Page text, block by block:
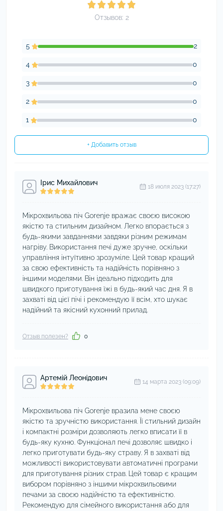
Отзывов: 2
5 2
4 0
3 0
2 0
1 0
+ Добавить отзыв
Ірис Михайлович 18 июля 2023 (17:27)
Мікрохвильова піч Gorenje вражає своєю високою
якістю та стильним дизайном. Легко впорається з
будь-якими завданнями завдяки різним режимам
нагріву. Використання печі дуже зручне, оскільки
управління інтуїтивно зрозуміле. Цей товар кращий
за свою ефективність та надійність порівняно з
іншими моделями. Він ідеально підходить для
швидкого приготування їжі в будь-який час дня. Я в
захваті від цієї пічі і рекомендую її всім, хто шукає
надійний та якісний кухонний прилад.
Отзыв полезен? 0
Артемій Леонідович 14 марта 2023 (09:09)
Мікрохвильова піч Gorenje вразила мене своєю
якістю та зручністю використання. Її стильний дизайн
і компактні розміри дозволяють легко вписати її в
будь-яку кухню. Функціонал печі дозволяє швидко і
легко приготувати будь-яку страву. Я в захваті від
можливості використовувати автоматичні програми
для приготування різних страв. Цей товар є кращим
вибором порівняно з іншими мікрохвильовими
печами за своєю надійністю та ефективністю.
Рекомендую для сімейного використання або для